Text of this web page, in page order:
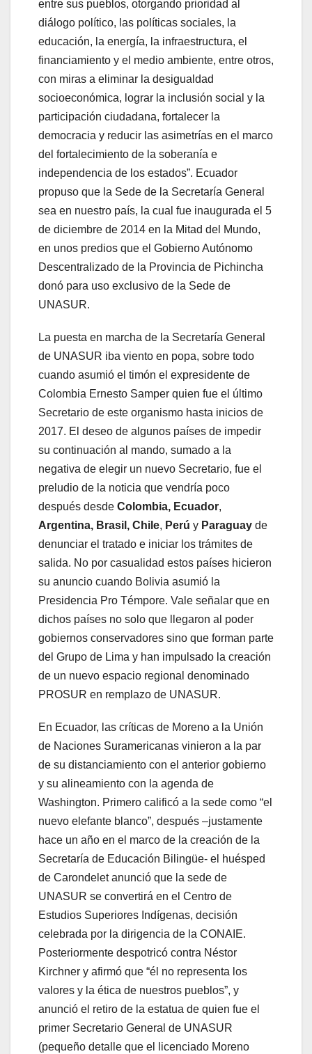
entre sus pueblos, otorgando prioridad al
diálogo político, las políticas sociales, la
educación, la energía, la infraestructura, el
financiamiento y el medio ambiente, entre otros,
con miras a eliminar la desigualdad
socioeconómica, lograr la inclusión social y la
participación ciudadana, fortalecer la
democracia y reducir las asimetrías en el marco
del fortalecimiento de la soberanía e
independencia de los estados”. Ecuador
propuso que la Sede de la Secretaría General
sea en nuestro país, la cual fue inaugurada el 5
de diciembre de 2014 en la Mitad del Mundo,
en unos predios que el Gobierno Autónomo
Descentralizado de la Provincia de Pichincha
donó para uso exclusivo de la Sede de
UNASUR.
La puesta en marcha de la Secretaría General
de UNASUR iba viento en popa, sobre todo
cuando asumió el timón el expresidente de
Colombia Ernesto Samper quien fue el último
Secretario de este organismo hasta inicios de
2017. El deseo de algunos países de impedir
su continuación al mando, sumado a la
negativa de elegir un nuevo Secretario, fue el
preludio de la noticia que vendría poco
después desde Colombia, Ecuador,
Argentina, Brasil, Chile, Perú y Paraguay de
denunciar el tratado e iniciar los trámites de
salida. No por casualidad estos países hicieron
su anuncio cuando Bolivia asumió la
Presidencia Pro Témpore. Vale señalar que en
dichos países no solo que llegaron al poder
gobiernos conservadores sino que forman parte
del Grupo de Lima y han impulsado la creación
de un nuevo espacio regional denominado
PROSUR en remplazo de UNASUR.
En Ecuador, las críticas de Moreno a la Unión
de Naciones Suramericanas vinieron a la par
de su distanciamiento con el anterior gobierno
y su alineamiento con la agenda de
Washington. Primero calificó a la sede como “el
nuevo elefante blanco”, después –justamente
hace un año en el marco de la creación de la
Secretaría de Educación Bilingüe- el huésped
de Carondelet anunció que la sede de
UNASUR se convertirá en el Centro de
Estudios Superiores Indígenas, decisión
celebrada por la dirigencia de la CONAIE.
Posteriormente despotricó contra Néstor
Kirchner y afirmó que “él no representa los
valores y la ética de nuestros pueblos”, y
anunció el retiro de la estatua de quien fue el
primer Secretario General de UNASUR
(pequeño detalle que el licenciado Moreno